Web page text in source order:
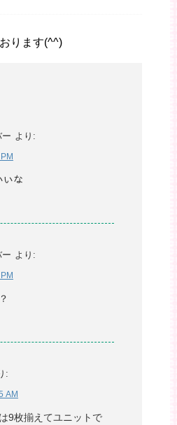
ります(^^)
より:
いな
より:
:
AM
9枚揃えてユニットで